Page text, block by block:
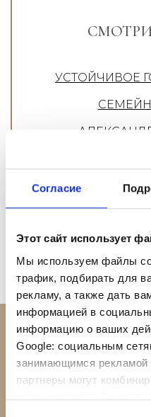
Согласие
Этот сайт использует
Мы используем файлы
трафик, подбирать для
рекламу, а также дать
информацией в
информацию о ваших
Google: социальным
занимающимся
партнеры могут
предоставленной вами
УСТОЙЧИВОЕ
ДЛЯ
ЧИТАЙТЕ
узнать больше о